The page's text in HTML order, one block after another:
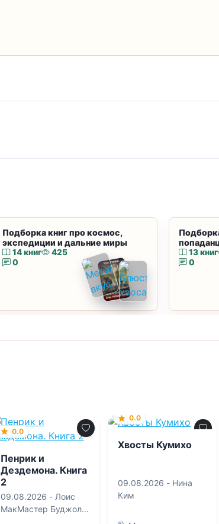
Подборка книг про космос,
экспедиции и дальние миры
14 книг
425
0
13 книг
0
0.0
Пенрик и
Дездемона. Книга
2
09.08.2026 - Лоис
МакМастер Буджолд
0.0
Хвосты Кумихо
09.08.2026 - Нина
Ким